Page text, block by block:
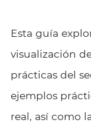
Esta guía
visualización
prácticas del
ejemplos
real, así como